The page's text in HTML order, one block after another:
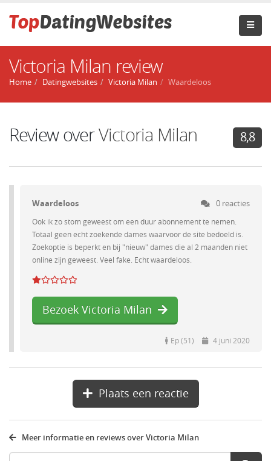
Victoria Milan review
Home Datingwebsites Victoria Milan Waardeloos
Review overVictoria Milan 8,8
Waardeloos 0 reacties
Ook ik zo stom geweest om een duur abonnement te nemen.
Totaal geen echt zoekende dames waarvoor de site bedoeld is.
Zoekoptie is beperkt en bij "nieuw" dames die al 2 maanden niet
online zijn geweest. Veel fake. Echt waardeloos.
Bezoek Victoria Milan
Ep (51) 4 juni 2020
Plaats een reactie
Meer informatie en reviews over Victoria Milan